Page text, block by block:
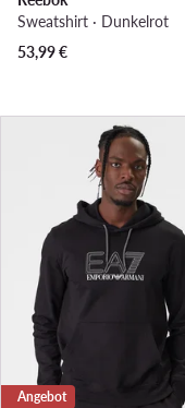
Sweatshirt · Dunkelrot
53,99€
Angebot